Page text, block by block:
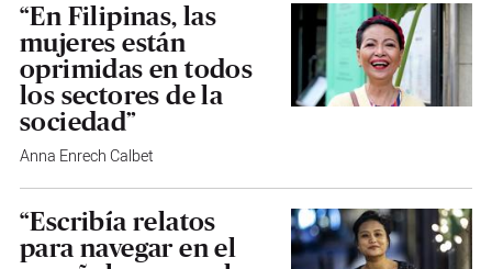
“En Filipinas, las
mujeres están
oprimidas en todos
los sectores de la
sociedad”
Anna Enrech Calbet
“Escribía relatos
para navegar en el